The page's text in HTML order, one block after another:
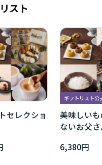
スト
セレクショ
ギフトリスト公
美味しい
ないお父
6,380円